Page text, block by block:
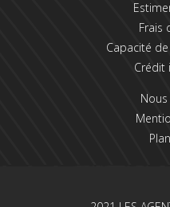
Frais
Capacité
Crédit